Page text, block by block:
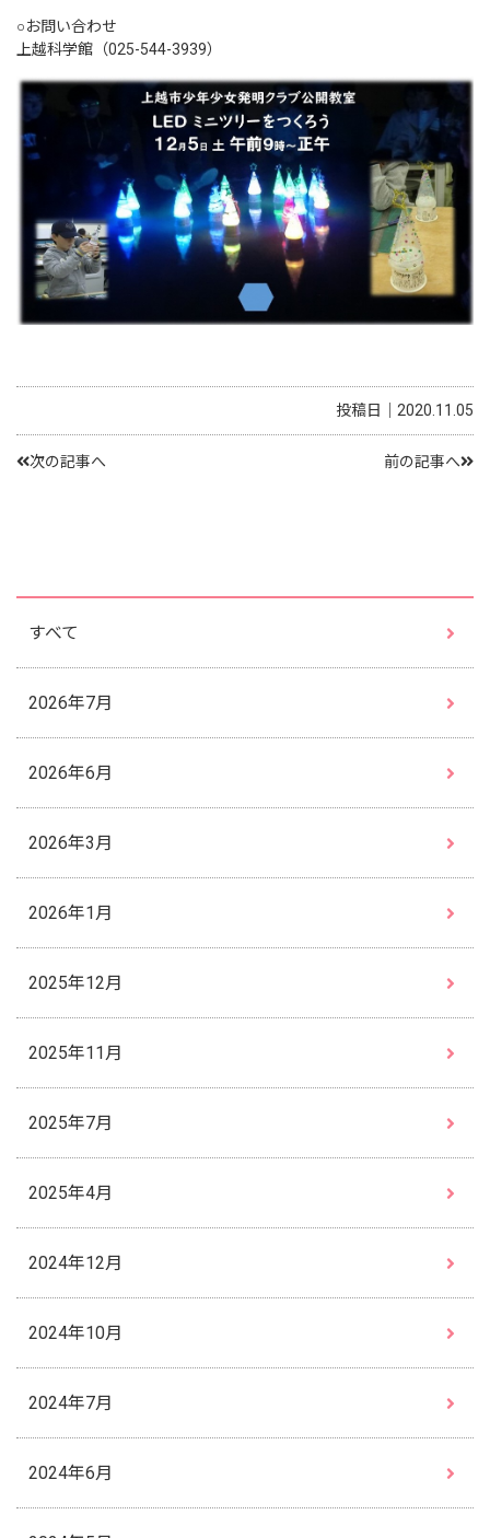
○お問い合わせ
上越科学館（025-544-3939）
投稿日｜2020.11.05
次の記事へ 前の記事へ
すべて
2026年7月
2026年6月
2026年3月
2026年1月
2025年12月
2025年11月
2025年7月
2025年4月
2024年12月
2024年10月
2024年7月
2024年6月